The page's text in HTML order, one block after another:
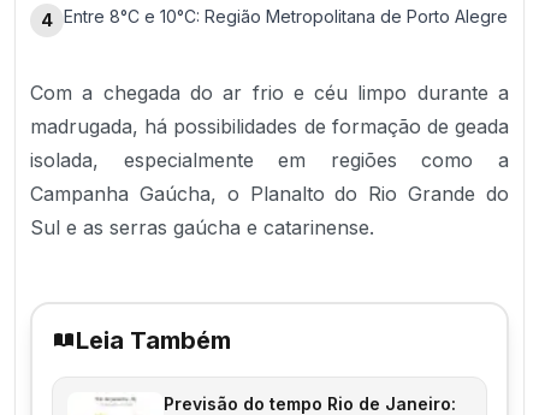
4 Entre 8°C e 10°C: Região Metropolitana de Porto Alegre
Com a chegada do ar frio e céu limpo durante a
madrugada, há possibilidades de formação de geada
isolada, especialmente em regiões como a
Campanha Gaúcha, o Planalto do Rio Grande do
Sul e as serras gaúcha e catarinense.
Leia Também
Previsão do tempo Rio de Janeiro: